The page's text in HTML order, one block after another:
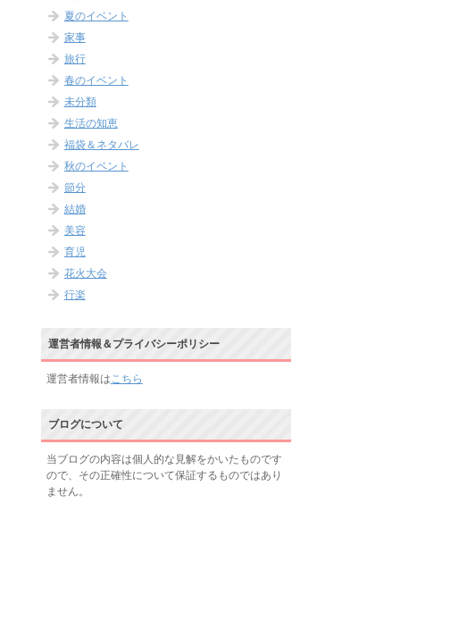
夏のイベント
家事
旅行
春のイベント
未分類
生活の知恵
福袋＆ネタバレ
秋のイベント
節分
結婚
美容
育児
花火大会
行楽
運営者情報＆プライバシーポリシー
運営者情報は こちら
ブログについて
当ブログの内容は個人的な見解をかいたものです
ので、その正確性について保証するものではあり
ません。